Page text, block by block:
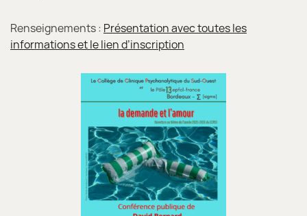
Renseignements : Présentation avec toutes les
informations et le lien d’inscription